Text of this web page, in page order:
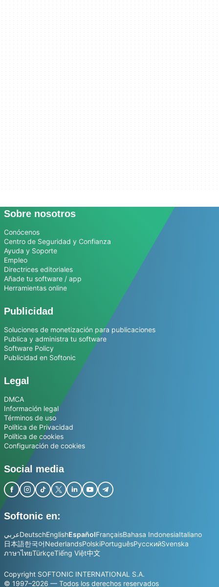
Sobre nosotros
Conócenos
Centro de Seguridad y Confianza
Ayuda y Soporte
Empleo
Directrices editoriales
Añade tu software / app
Herramientas online
Publicidad
Soluciones de monetización para publicaciones
Publica y administra tu software
Software Policy
Publicidad en Softonic
Legal
DMCA
Información legal
Términos de uso
Política de Privacidad
Política de cookies
Configuración de cookies
Social media
Softonic en:
عربيDeutschEnglishEspañolFrançaisBahasa IndonesiaItaliano
日本語한국어NederlandsPolskiPortuguêsРусскийSvenska
ภาษาไทยTürkçeTiếng Việt中文
Copyright SOFTONIC INTERNATIONAL S.A.
© 1997–2026 — Todos los derechos reservados